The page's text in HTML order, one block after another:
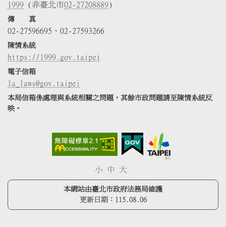
1999 (非臺北市02-27208889)
傳 真
02-27596695、02-27593266
陳情系統
https://1999.gov.taipei
電子信箱
la_laws@gov.taipei
本局信箱係處理與系統相關之問題，其餘市政問題請至陳情系統反
映。
小 中 大
本網站由臺北市政府法務局維護
更新日期： 115.08.06